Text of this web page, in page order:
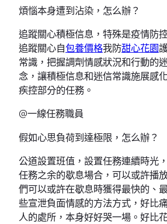
煩惱本身遭到沾染，怎么辦？
追蹤關心積極信息，特殊是疫情防
追蹤關心自包養價格我防甜心花園
常識，把握調劑情感狀況和行動的
念，讓積極信息和迷信常識施展感
疾控部分的任務。
@一線任務職員
假如心思負荷到達極限，怎么辦？
公道設置班值，設置任務連續時光
任務之余的歇息場合，可以或許播
們可以或許在歇息時獲得最快的、
些宣泄負面情感的方法方式，好比
人的處所，本身好好哭一場。好比